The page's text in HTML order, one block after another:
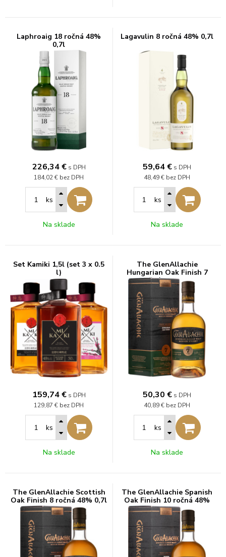
Laphroaig 18 ročná 48%
0,7l
226,34 € s DPH
184,02 € bez DPH
ks
Na sklade
Lagavulin 8 ročná 48% 0,7l
59,64€ s DPH
48,49 € bez DPH
ks
Na sklade
Set Kamiki 1,5l (set 3 x 0.5
l)
159,74 € s DPH
129,87 € bez DPH
ks
Na sklade
The GlenAllachie
Hungarian Oak Finish 7
ročná 48% 0,7l
50,30 € s DPH
40,89 € bez DPH
ks
Na sklade
The GlenAllachie Scottish
Oak Finish 8 ročná 48% 0,7l
The GlenAllachie Spanish
Oak Finish 10 ročná 48%
0,7l